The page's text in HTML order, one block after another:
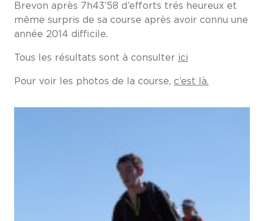
Brevon après 7h43’58 d’efforts trés heureux et
même surpris de sa course après avoir connu une
année 2014 difficile.
Tous les résultats sont à consulter ici
Pour voir les photos de la course, c’est là.